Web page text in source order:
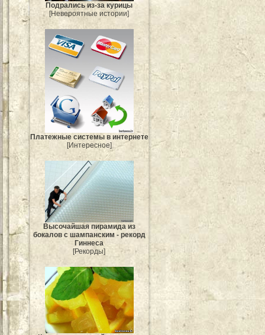
Подрались из-за курицы
[Невероятные истории]
Платежные системы в интернете
[Интересное]
Высочайшая пирамида из
бокалов с шампанским - рекорд
Гиннеса
[Рекорды]